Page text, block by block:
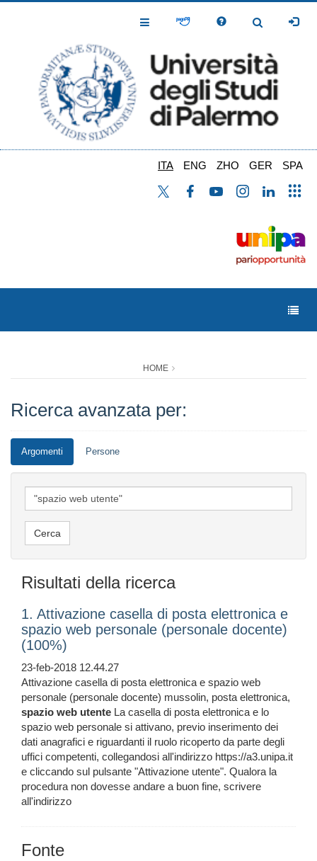
Toggle
Toggle
ITA ENG ZHO GER SPA
HOME
Ricerca avanzata per:
Argomenti Persone
Risultati della ricerca
1. Attivazione casella di posta elettronica e
spazio web personale (personale docente)
(100%)
23-feb-2018 12.44.27
Attivazione casella di posta elettronica e spazio web
personale (personale docente) mussolin, posta elettronica,
spazio web utente La casella di posta elettronica e lo
spazio web personale si attivano, previo inserimento dei
dati anagrafici e riguardanti il ruolo ricoperto da parte degli
uffici competenti, collegandosi all'indirizzo https://a3.unipa.it
e cliccando sul pulsante "Attivazione utente". Qualora la
procedura non dovesse andare a buon fine, scrivere
all'indirizzo
Fonte